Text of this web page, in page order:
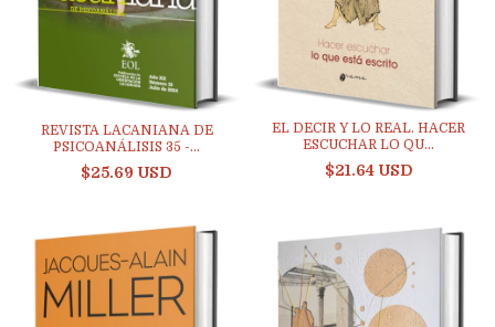
REVISTA LACANIANA DE
PSICOANÁLISIS 35 -...
$25.69 USD
EL DECIR Y LO REAL. HACER
ESCUCHAR LO QU...
$21.64 USD